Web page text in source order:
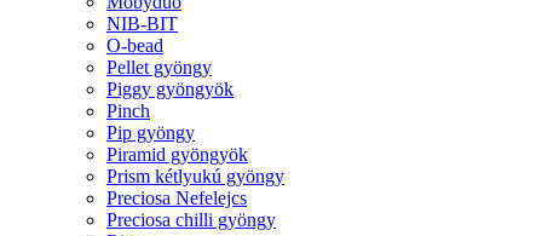
NIB-BIT
O-bead
Pellet gyöngy
Piggy gyöngyök
Pinch
Pip gyöngy
Piramid gyöngyök
Prism kétlyukú gyöngy
Preciosa Nefelejcs
Preciosa chilli gyöngy